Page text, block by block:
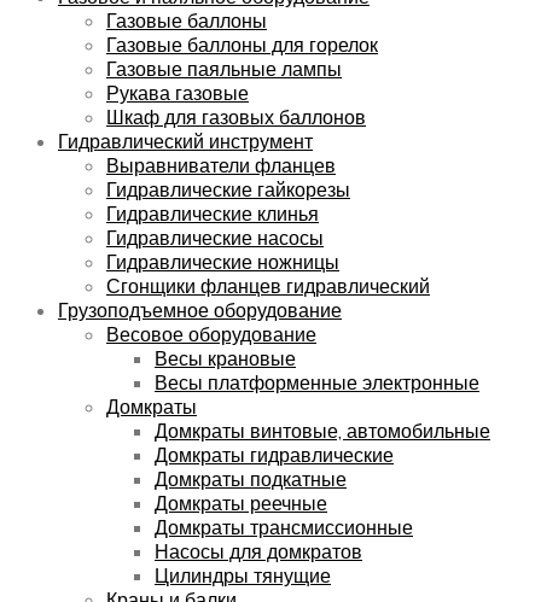
Газовые баллоны
Газовые баллоны для горелок
Газовые паяльные лампы
Рукава газовые
Шкаф для газовых баллонов
Гидравлический инструмент
Выравниватели фланцев
Гидравлические гайкорезы
Гидравлические клинья
Гидравлические насосы
Гидравлические ножницы
Сгонщики фланцев гидравлический
Грузоподъемное оборудование
Весовое оборудование
Весы крановые
Весы платформенные электронные
Домкраты
Домкраты винтовые, автомобильные
Домкраты гидравлические
Домкраты подкатные
Домкраты реечные
Домкраты трансмиссионные
Насосы для домкратов
Цилиндры тянущие